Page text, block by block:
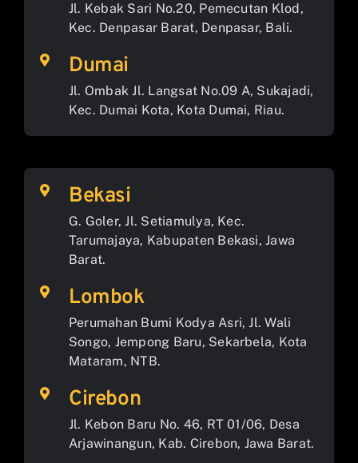
Jl. Kebak Sari No.20, Pemecutan Klod,
Kec. Denpasar Barat, Denpasar, Bali.
Dumai
Jl. Ombak Jl. Langsat No.09 A, Sukajadi,
Kec. Dumai Kota, Kota Dumai, Riau.
Bekasi
G. Goler, Jl. Setiamulya, Kec.
Tarumajaya, Kabupaten Bekasi, Jawa
Barat.
Lombok
Perumahan Bumi Kodya Asri, Jl. Wali
Songo, Jempong Baru, Sekarbela, Kota
Mataram, NTB.
Cirebon
Jl. Kebon Baru No. 46, RT 01/06, Desa
Arjawinangun, Kab. Cirebon, Jawa Barat.